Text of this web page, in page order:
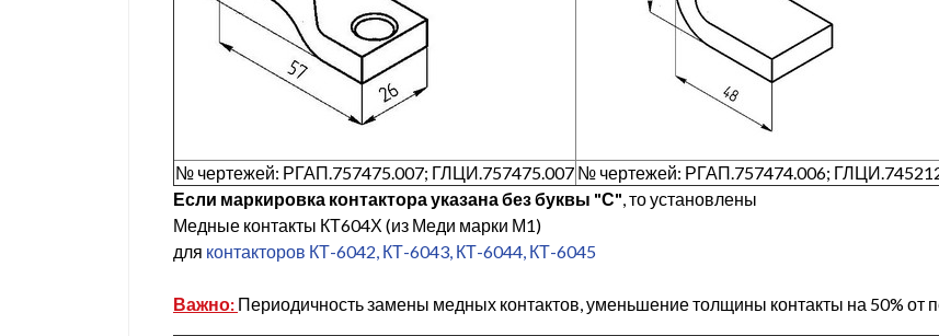
№ чертежей: РГАП.757475.007; ГЛЦИ.757475.007 № чертежей: РГАП.757474.006;
Если маркировка контактора указана без буквы "С", то установлены
Медные контакты КТ604Х (из Меди марки М1)
для контакторов КТ-6042, КТ-6043, КТ-6044, КТ-6045
Важно: Периодичность замены медных контактов, уменьшение толщины контакты на 50% от